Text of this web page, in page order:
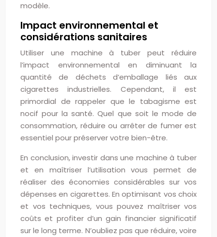
modèle.
Impact environnemental et
considérations sanitaires
Utiliser une machine à tuber peut réduire
l’impact environnemental en diminuant la
quantité de déchets d’emballage liés aux
cigarettes industrielles. Cependant, il est
primordial de rappeler que le tabagisme est
nocif pour la santé. Quel que soit le mode de
consommation, réduire ou arrêter de fumer est
essentiel pour préserver votre bien-être.
En conclusion, investir dans une machine à tuber
et en maîtriser l’utilisation vous permet de
réaliser des économies considérables sur vos
dépenses en cigarettes. En optimisant vos choix
et vos techniques, vous pouvez maîtriser vos
coûts et profiter d’un gain financier significatif
sur le long terme. N’oubliez pas que réduire, voire